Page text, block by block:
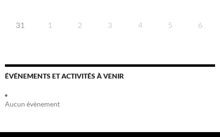
31 1 2 3 4 5 6
ÉVÉNEMENTS ET ACTIVITÉS À VENIR
Aucun évènement